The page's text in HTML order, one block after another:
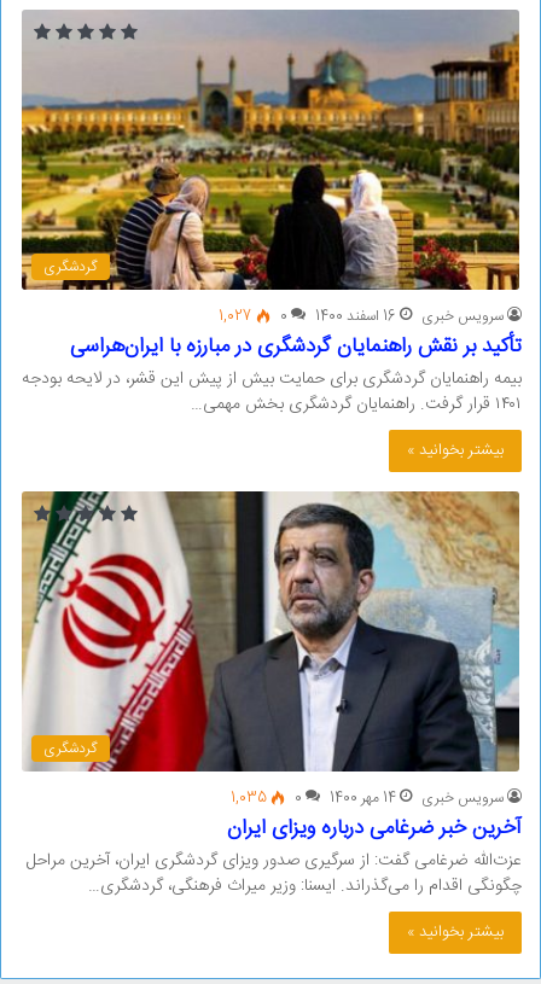
گردشگری
سرویس خبری 16 اسفند 1400 0
1,027
تأکید بر نقش راهنمایان گردشگری در مبارزه با ایران‌هراسی
بیمه راهنمایان گردشگری برای حمایت بیش از پیش این قشر، در لایحه بودجه
۱۴۰۱ قرار گرفت. راهنمایان گردشگری بخش مهمی…
بیشتر بخوانید »
گردشگری
سرویس خبری 14 مهر 1400 0
1,035
آخرین خبر ضرغامی درباره ویزای ایران
عزت‌الله ضرغامی گفت: از سرگیری صدور ویزای گردشگری ایران، آخرین مراحل
چگونگی اقدام را می‌گذراند. ایسنا: وزیر میراث فرهنگی، گردشگری…
بیشتر بخوانید »